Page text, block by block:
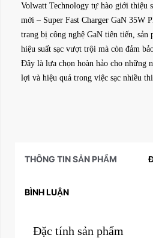
Volwatt Technology tự hào giới thiệu
mới – Super Fast Charger GaN 35W
trang bị công nghệ GaN tiên tiến, sản
hiệu suất sạc vượt trội mà còn đảm
Đây là lựa chọn hoàn hảo cho những
lợi và hiệu quả trong việc sạc nhiều
THÔNG TIN SẢN PHẨM
BÌNH LUẬN
Đặc tính sản phẩm